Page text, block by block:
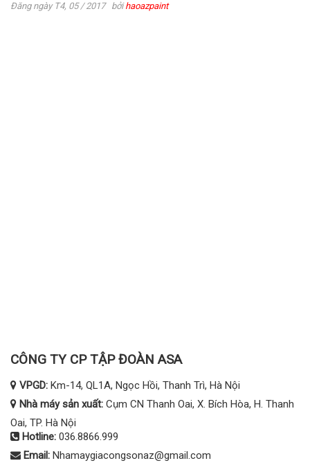
Đăng ngày T4, 05 / 2017 bởihaoazpaint
CÔNG TY CP TẬP ĐOÀN ASA
VPGD: Km-14, QL1A, Ngọc Hồi, Thanh Trì, Hà Nội
Nhà máy sản xuất: Cụm CN Thanh Oai, X. Bích Hòa, H. Thanh
Oai, TP. Hà Nội
Hotline: 036.8866.999
Email: Nhamaygiacongsonaz@gmail.com